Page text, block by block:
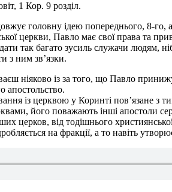
1 Кор. 9 розділ.
головну ідею попереднього, 8-
церкви, Павло має свої права та
так багато зусиль служачи людям,
з ним зв’язки.
ніяково із за того, що Павло
апостольство.
із церквою у Коринті пов’язане
його поважають інші апостоли
церков, від тодішнього
на фракції, а то навіть